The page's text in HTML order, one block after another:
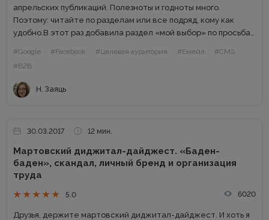
апрельских публикаций. Полезноты и годноты много.
Поэтому: читайте по разделам или все подряд, кому как
удобно.В этот раз добавила раздел «мой выбор» по просьбам
#Google #Facebook #Целевая аудитория #Емейл
#CMS
#B2B
Н. Заяць
30.03.2017 12 мин.
Мартовский диджитал-дайджест. «Баден-
баден», скандал, личный бренд и организация
труда
5.0 6020
Друзья, держите мартовский диджитал-дайджест. И хоть я